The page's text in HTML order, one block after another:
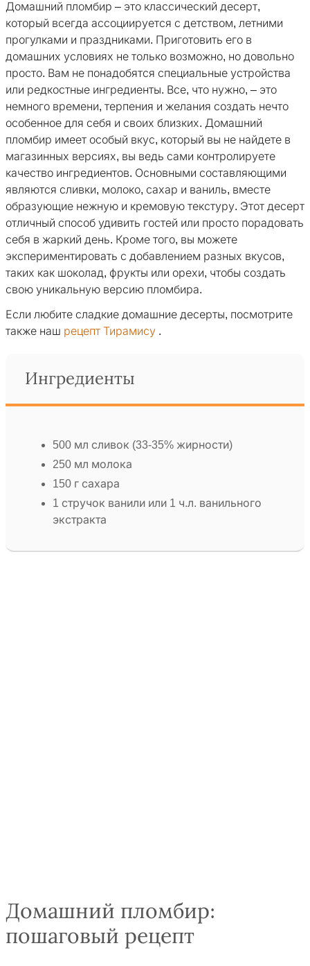
Домашний пломбир – это классический десерт,
который всегда ассоциируется с детством, летними
прогулками и праздниками. Приготовить его в
домашних условиях не только возможно, но довольно
просто. Вам не понадобятся специальные устройства
или редкостные ингредиенты. Все, что нужно, – это
немного времени, терпения и желания создать нечто
особенное для себя и своих близких. Домашний
пломбир имеет особый вкус, который вы не найдете в
магазинных версиях, вы ведь сами контролируете
качество ингредиентов. Основными составляющими
являются сливки, молоко, сахар и ваниль, вместе
образующие нежную и кремовую текстуру. Этот десерт
отличный способ удивить гостей или просто порадовать
себя в жаркий день. Кроме того, вы можете
экспериментировать с добавлением разных вкусов,
таких как шоколад, фрукты или орехи, чтобы создать
свою уникальную версию пломбира.
Если любите сладкие домашние десерты, посмотрите
также наш рецепт Тирамису .
Ингредиенты
500 мл сливок (33-35% жирности)
250 мл молока
150 г сахара
1 стручок ванили или 1 ч.л. ванильного
экстракта
Домашний пломбир:
пошаговый рецепт